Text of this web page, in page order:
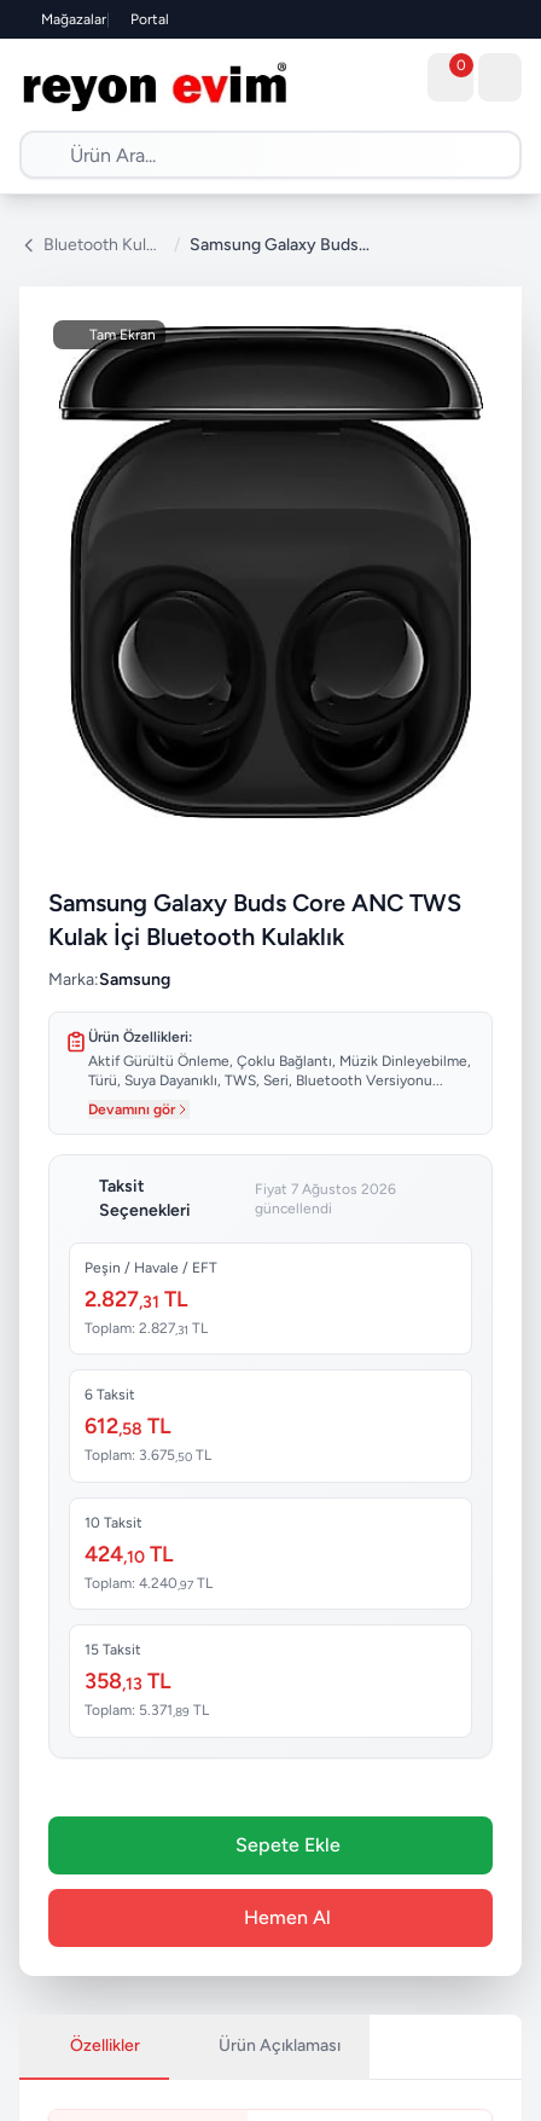
Mağazalar| Portal
0
Bluetooth Kulaklık / Samsung Galaxy Buds Core ANC TWS Kulak İçi Bluetooth Kulaklık
Tam Ekran
Samsung Galaxy Buds Core ANC TWS
Kulak İçi Bluetooth Kulaklık
Marka:Samsung
Ürün Özellikleri:
Aktif Gürültü Önleme, Çoklu Bağlantı, Müzik Dinleyebilme,
Türü, Suya Dayanıklı, TWS, Seri, Bluetooth Versiyonu...
Devamını gör
Taksit
Seçenekleri
Fiyat 7 Ağustos 2026
güncellendi
Peşin / Havale / EFT
2.827,31 TL
Toplam: 2.827 ,31 TL
6 Taksit
612,58 TL
Toplam: 3.675,50 TL
10 Taksit
424,10 TL
Toplam: 4.240 ,97 TL
15 Taksit
358,13 TL
Toplam: 5.371,89 TL
Sepete Ekle
Hemen Al
Özellikler Ürün Açıklaması